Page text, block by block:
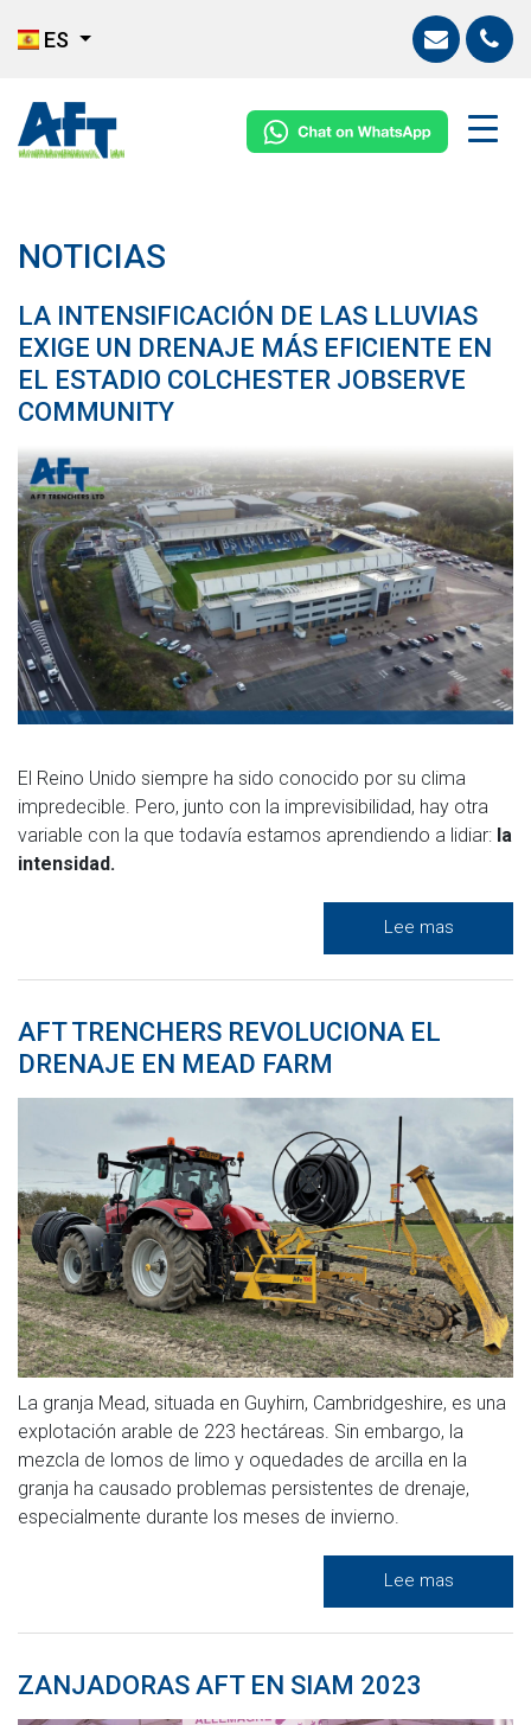
ES
NOTICIAS
LA INTENSIFICACIÓN DE LAS LLUVIAS
EXIGE UN DRENAJE MÁS EFICIENTE EN
EL ESTADIO COLCHESTER JOBSERVE
COMMUNITY
El Reino Unido siempre ha sido conocido por su clima
impredecible. Pero, junto con la imprevisibilidad, hay otra
variable con la que todavía estamos aprendiendo a lidiar: la
intensidad.
Lee mas
AFT TRENCHERS REVOLUCIONA EL
DRENAJE EN MEAD FARM
La granja Mead, situada en Guyhirn, Cambridgeshire, es una
explotación arable de 223 hectáreas. Sin embargo, la
mezcla de lomos de limo y oquedades de arcilla en la
granja ha causado problemas persistentes de drenaje,
especialmente durante los meses de invierno.
Lee mas
ZANJADORAS AFT EN SIAM 2023